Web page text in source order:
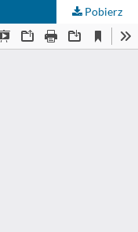
Pobierz